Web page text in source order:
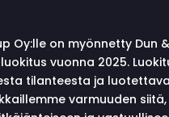
Oy:lle on myönnetty Dun
vuonna 2025.
tilanteesta ja
varmuuden